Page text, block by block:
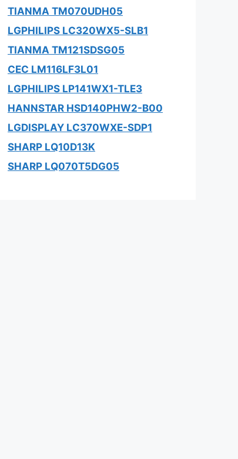
TIANMA TM070UDH05
LGPHILIPS LC320WX5-SLB1
TIANMA TM121SDSG05
CEC LM116LF3L01
LGPHILIPS LP141WX1-TLE3
HANNSTAR HSD140PHW2-B00
LGDISPLAY LC370WXE-SDP1
SHARP LQ10D13K
SHARP LQ070T5DG05